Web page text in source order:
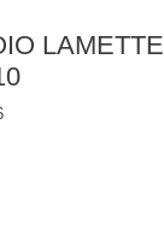
LAMETTE